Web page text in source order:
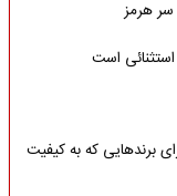
سر هرمز
است
برندهایی که به کیفیت